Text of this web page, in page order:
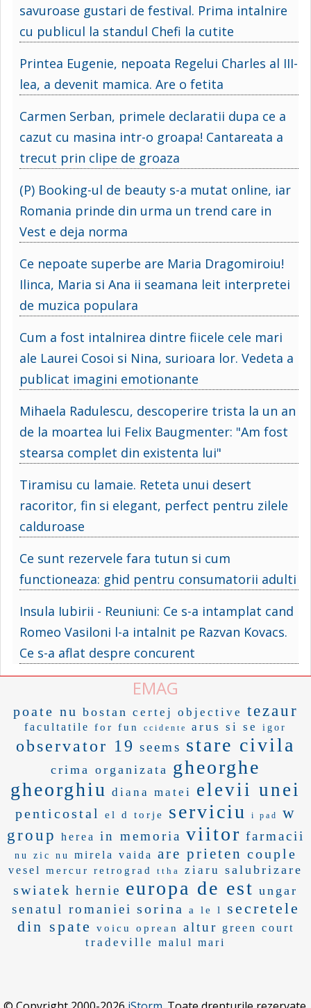
savuroase gustari de festival. Prima intalnire
cu publicul la standul Chefi la cutite
Printea Eugenie, nepoata Regelui Charles al III-
lea, a devenit mamica. Are o fetita
Carmen Serban, primele declaratii dupa ce a
cazut cu masina intr-o groapa! Cantareata a
trecut prin clipe de groaza
(P) Booking-ul de beauty s-a mutat online, iar
Romania prinde din urma un trend care in
Vest e deja norma
Ce nepoate superbe are Maria Dragomiroiu!
Ilinca, Maria si Ana ii seamana leit interpretei
de muzica populara
Cum a fost intalnirea dintre fiicele cele mari
ale Laurei Cosoi si Nina, surioara lor. Vedeta a
publicat imagini emotionante
Mihaela Radulescu, descoperire trista la un an
de la moartea lui Felix Baugmenter: "Am fost
stearsa complet din existenta lui"
Tiramisu cu lamaie. Reteta unui desert
racoritor, fin si elegant, perfect pentru zilele
calduroase
Ce sunt rezervele fara tutun si cum
functioneaza: ghid pentru consumatorii adulti
Insula Iubirii - Reuniuni: Ce s-a intamplat cand
Romeo Vasiloni l-a intalnit pe Razvan Kovacs.
Ce s-a aflat despre concurent
EMAG
poate nu bostan certej objective tezaur
facultatile for fun ccidente arus si se igor
observator 19 seems stare civila
crima organizata gheorghe
gheorghiu
diana matei elevii unei
penticostal el d torje serviciu i pad
w
group
herea in memoria viitor farmacii
nu zic nu mirela vaida are prieten couple
vesel mercur retrograd ttha ziaru salubrizare
swiatek hernie europa de est ungar
senatul romaniei sorina a le l
secretele
din spate
voicu oprean altur green court
tradeville malul mari